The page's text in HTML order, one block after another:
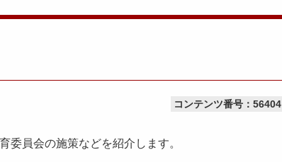
コンテンツ番号：56404
委員会の施策などを紹介します。